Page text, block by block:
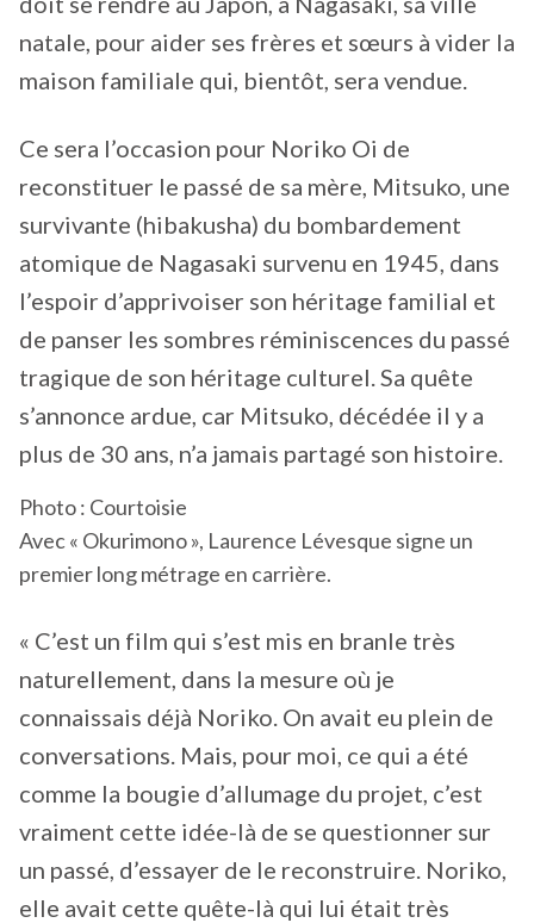
natale, pour aider ses frères et sœurs à vider la
maison familiale qui, bientôt, sera vendue.
Ce sera l’occasion pour Noriko Oi de
reconstituer le passé de sa mère, Mitsuko, une
survivante (hibakusha) du bombardement
atomique de Nagasaki survenu en 1945, dans
l’espoir d’apprivoiser son héritage familial et
de panser les sombres réminiscences du passé
tragique de son héritage culturel. Sa quête
s’annonce ardue, car Mitsuko, décédée il y a
plus de 30 ans, n’a jamais partagé son histoire.
Photo : Courtoisie
Avec « Okurimono », Laurence Lévesque signe un
premier long métrage en carrière.
« C’est un film qui s’est mis en branle très
naturellement, dans la mesure où je
connaissais déjà Noriko. On avait eu plein de
conversations. Mais, pour moi, ce qui a été
comme la bougie d’allumage du projet, c’est
vraiment cette idée-là de se questionner sur
un passé, d’essayer de le reconstruire. Noriko,
elle avait cette quête-là qui lui était très